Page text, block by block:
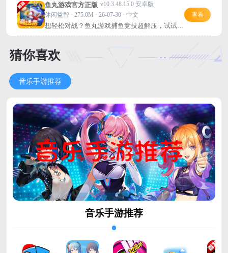
鱼丸游戏官方正版 v10.3.48.15.0 安卓版
休闲益智 · 275.0M · 26-07-30 · 中文
想轻松对战？鱼丸游戏捕鱼竞技超解压，试试
吧！
查看
猜你喜欢
音乐手游推荐
音乐手游推荐